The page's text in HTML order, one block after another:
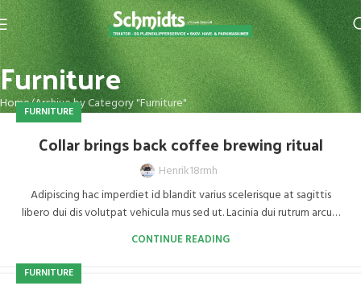
Furniture
Home Archive by Category "Furniture"
FURNITURE
Collar brings back coffee brewing ritual
Henrik18rmh
Adipiscing hac imperdiet id blandit varius scelerisque at sagittis
libero dui dis volutpat vehicula mus sed ut. Lacinia dui rutrum arcu…
CONTINUE READING
FURNITURE